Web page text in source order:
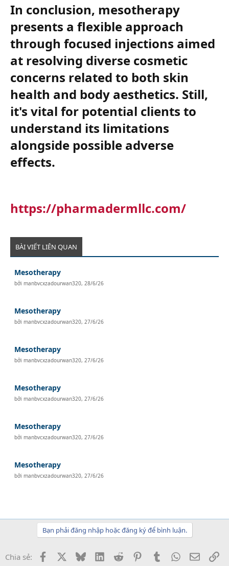
In conclusion, mesotherapy
presents a flexible approach
through focused injections aimed
at resolving diverse cosmetic
concerns related to both skin
health and body aesthetics. Still,
it's vital for potential clients to
understand its limitations
alongside possible adverse
effects.​
https://pharmadermllc.com/
BÀI VIẾT LIÊN QUAN
Mesotherapy
bởimanbvcxzadourwan320, 28/6/26
Mesotherapy
bởimanbvcxzadourwan320, 27/6/26
Mesotherapy
bởimanbvcxzadourwan320, 27/6/26
Mesotherapy
bởimanbvcxzadourwan320, 27/6/26
Mesotherapy
bởimanbvcxzadourwan320, 27/6/26
Mesotherapy
bởimanbvcxzadourwan320, 27/6/26
Bạn phải đăng nhập hoặc đăng ký để bình luận.
Chia sẻ: Facebook BlueskyLinkedInReddit PinterestTumblrWhatsApp
Email